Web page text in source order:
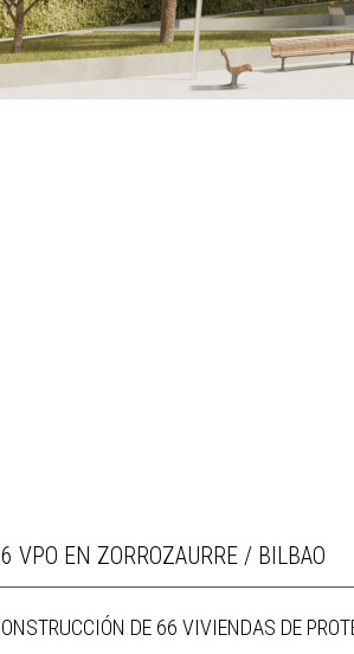
VPO EN ZORROZAURRE / BILBAO
DE 66 VIVIENDAS DE